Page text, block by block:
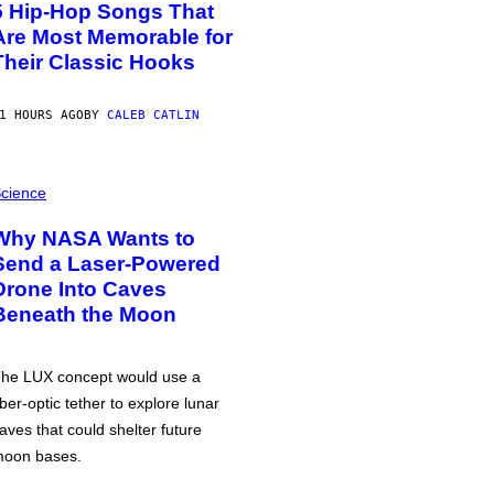
Hip-Hop Songs That
Most Memorable for
Classic Hooks
HOURS AGOBY CALEB CATLIN
NASA Wants to
a Laser-Powered
Into Caves
the Moon
LUX concept would use a
optic tether to explore lunar
that could shelter future
bases.